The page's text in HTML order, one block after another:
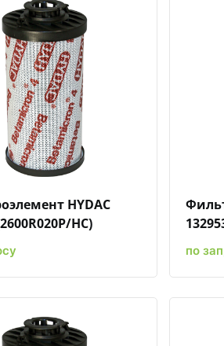
Быстрый просмотрДобавить к сравнениюДобавить в избранное
HYDAC
HC)
по